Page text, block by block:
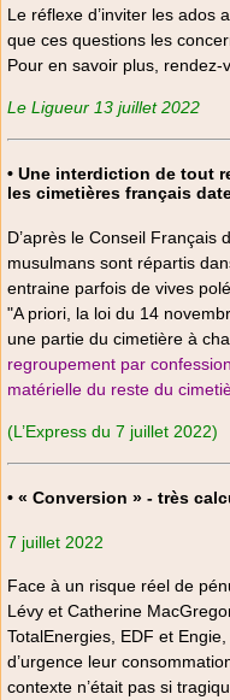
Le réflexe d’inviter les ados
que ces questions les
Pour en savoir plus, rendez-
Le Ligueur 13 juillet 2022
• Une interdiction de tout
les cimetières français
D’après le Conseil Français
musulmans sont répartis
entraine parfois de vives
"A priori, la loi du 14
une partie du cimetière à
regroupement par
matérielle du reste du
(L’Express du 7 juillet 2022)
• « Conversion » - très
7 juillet 2022
Face à un risque réel de
Lévy et Catherine
TotalEnergies, EDF et
d’urgence leur
contexte n’était pas si